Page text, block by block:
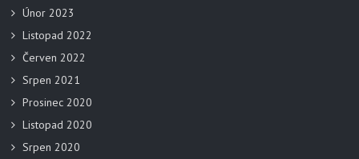
Únor 2023
Listopad 2022
Červen 2022
Srpen 2021
Prosinec 2020
Listopad 2020
Srpen 2020